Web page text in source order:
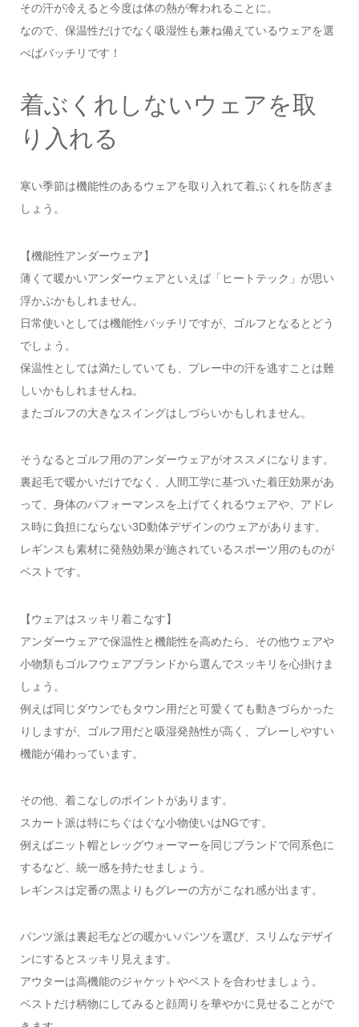
その汗が冷えると今度は体の熱が奪われることに。
なので、保温性だけでなく吸湿性も兼ね備えているウェアを選
べばバッチリです！
着ぶくれしないウェアを取
り入れる
寒い季節は機能性のあるウェアを取り入れて着ぶくれを防ぎま
しょう。
【機能性アンダーウェア】
薄くて暖かいアンダーウェアといえば「ヒートテック」が思い
浮かぶかもしれません。
日常使いとしては機能性バッチリですが、ゴルフとなるとどう
でしょう。
保温性としては満たしていても、プレー中の汗を逃すことは難
しいかもしれませんね。
またゴルフの大きなスイングはしづらいかもしれません。
そうなるとゴルフ用のアンダーウェアがオススメになります。
裏起毛で暖かいだけでなく、人間工学に基づいた着圧効果があ
って、身体のパフォーマンスを上げてくれるウェアや、アドレ
ス時に負担にならない3D動体デザインのウェアがあります。
レギンスも素材に発熱効果が施されているスポーツ用のものが
ベストです。
【ウェアはスッキリ着こなす】
アンダーウェアで保温性と機能性を高めたら、その他ウェアや
小物類もゴルフウェアブランドから選んでスッキリを心掛けま
しょう。
例えば同じダウンでもタウン用だと可愛くても動きづらかった
りしますが、ゴルフ用だと吸湿発熱性が高く、プレーしやすい
機能が備わっています。
その他、着こなしのポイントがあります。
スカート派は特にちぐはぐな小物使いはNGです。
例えばニット帽とレッグウォーマーを同じブランドで同系色に
するなど、統一感を持たせましょう。
レギンスは定番の黒よりもグレーの方がこなれ感が出ます。
パンツ派は裏起毛などの暖かいパンツを選び、スリムなデザイ
ンにするとスッキリ見えます。
アウターは高機能のジャケットやベストを合わせましょう。
ベストだけ柄物にしてみると顔周りを華やかに見せることがで